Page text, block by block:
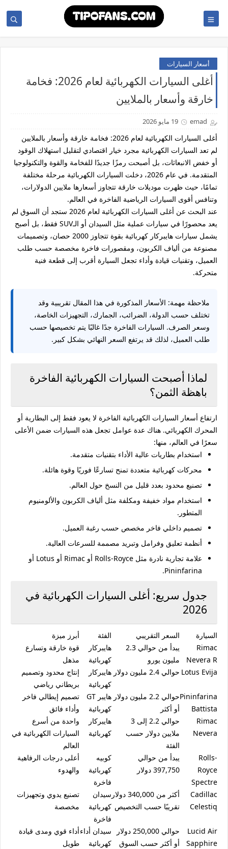
أسعار السيارات
أغلى السيارات الكهربائية لعام 2026: فخامة
خارقة وأسعار بالملايين
emad 19 مايو 2026
أغلى السيارات الكهربائية لعام 2026: فخامة خارقة وأسعار بالملايين
لم تعد السيارات الكهربائية مجرد خيار اقتصادي لتقليل استهلاك الوقود
أو خفض الانبعاثات، بل أصبحت رمزًا جديدًا للفخامة والقوة والتكنولوجيا
المتقدمة. في عام 2026، دخلت السيارات الكهربائية مرحلة مختلفة
تمامًا، حيث ظهرت موديلات خارقة تتجاوز أسعارها ملايين الدولارات،
وتنافس أقوى السيارات الرياضية الفاخرة في العالم.
عند البحث عن أغلى السيارات الكهربائية لعام 2026
ستجد أن السوق لم
يعد محصورًا في سيارات عملية مثل السيدان أو الـSUV فقط، بل أصبح
يشمل سيارات هايبركار كهربائية بقوة تتجاوز 2000 حصان، وتصميمات
مصنوعة من ألياف الكربون، ومقصورات فاخرة مخصصة حسب طلب
العميل، وتقنيات قيادة وأداء تجعل السيارة أقرب إلى قطعة فنية
متحركة.
ملاحظة مهمة: الأسعار المذكورة في هذا المقال تقريبية وقد
تختلف حسب الدولة، الضرائب، الجمارك، التجهيزات الخاصة،
وسعر الصرف. السيارات الفاخرة جدًا غالبًا يتم تخصيصها حسب
طلب العميل، لذلك قد يرتفع السعر النهائي بشكل كبير.
لماذا أصبحت السيارات الكهربائية الفاخرة
باهظة الثمن؟
ارتفاع أسعار السيارات الكهربائية الفاخرة لا يعود فقط إلى البطارية أو
المحرك الكهربائي. هناك عدة عوامل تجعل هذه السيارات ضمن الأعلى
سعرًا في العالم، منها:
استخدام بطاريات عالية الأداء بتقنيات متقدمة.
محركات كهربائية متعددة تمنح تسارعًا فوريًا وقوة هائلة.
تصنيع محدود بعدد قليل من النسخ حول العالم.
استخدام مواد خفيفة ومكلفة مثل ألياف الكربون والألومنيوم
المتطور.
تصميم داخلي فاخر مخصص حسب رغبة العميل.
أنظمة تعليق وفرامل وتبريد مصممة للسرعات العالية.
علامة تجارية نادرة مثل Rolls-Royce أو Rimac أو Lotus أو
Pininfarina.
جدول سريع: أغلى السيارات الكهربائية في
2026
السيارة السعر التقريبي الفئة
أبرز ميزة
Rimac
Nevera R
يبدأ من حوالي 2.3
مليون يورو
هايبركار
كهربائية
قوة خارقة وتسارع
مذهل
Lotus Evija حوالي 2.4 مليون دولار
هايبركار
كهربائية
إنتاج محدود وتصميم
بريطاني رياضي
Pininfarina
Battista
حوالي 2.2 مليون دولار
أو أكثر
هايبر GT
كهربائية
تصميم إيطالي فاخر
وأداء فائق
Rimac
Nevera
حوالي 2.2 إلى 3
ملايين دولار حسب
الفئة
هايبركار
كهربائية
واحدة من أسرع
السيارات الكهربائية في
العالم
Rolls-
Royce
Spectre
يبدأ من حوالي
397,750 دولار
كوبيه
كهربائية
فاخرة
أعلى درجات الرفاهية
والهدوء
Cadillac
Celestiq
أكثر من 340,000 دولار
تقريبًا حسب التخصيص
سيدان
كهربائية
فاخرة
تصنيع يدوي وتجهيزات
مخصصة
Lucid Air
Sapphire
حوالي 250,000 دولار
أو أكثر حسب السوق
سيدان أداء
كهربائية
أداء قوي ومدى قيادة
طويل